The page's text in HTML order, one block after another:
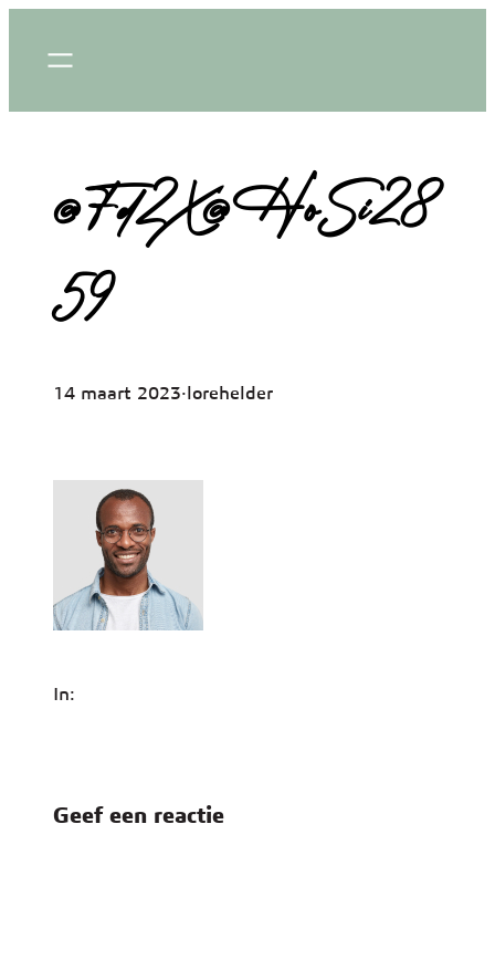
@Fd2X@HoSi28
59
14 maart 2023·lorehelder
In:
Geef een reactie